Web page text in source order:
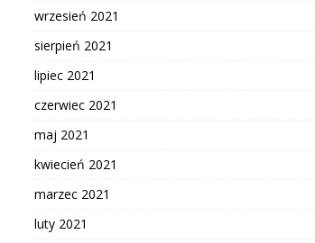
wrzesień 2021
sierpień 2021
lipiec 2021
czerwiec 2021
maj 2021
kwiecień 2021
marzec 2021
luty 2021